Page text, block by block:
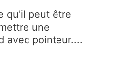
qu'il peut être
une
avec pointeur....